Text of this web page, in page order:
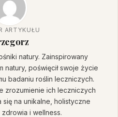
ARTYKUŁU
natury. Zainspirowany
natury, poświęcił swoje życie
badaniu roślin leczniczych.
zrozumienie ich leczniczych
się na unikalne, holistyczne
i wellness.